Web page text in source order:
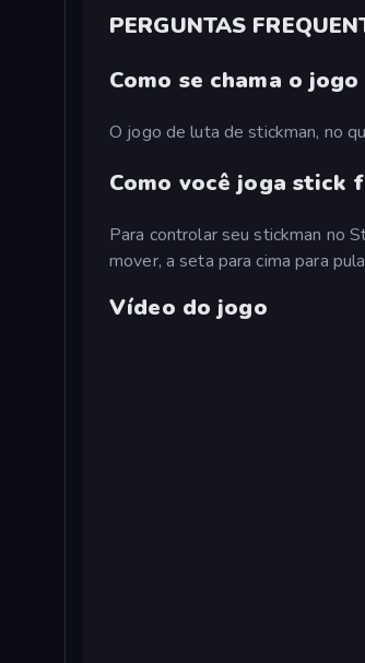
PERGUNTAS
Como se chama o
O jogo de luta de stickman, no
Como você joga stick
Para controlar seu stickman no
mover, a seta para cima para
Vídeo do jogo